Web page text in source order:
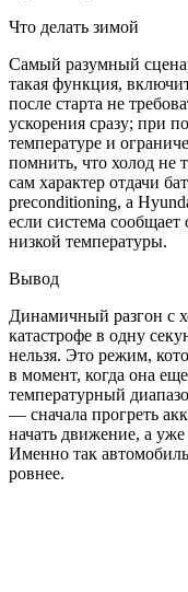
Что делать зимой
Самый разумный
такая функция,
после старта не
ускорения сразу; при
температуре и
помнить, что холод не
сам характер отдачи
preconditioning, а
если система
низкой температуры.
Вывод
Динамичный разгон с
катастрофе в одну
нельзя. Это режим,
в момент, когда она
температурный
— сначала прогреть
начать движение, а
Именно так
ровнее.